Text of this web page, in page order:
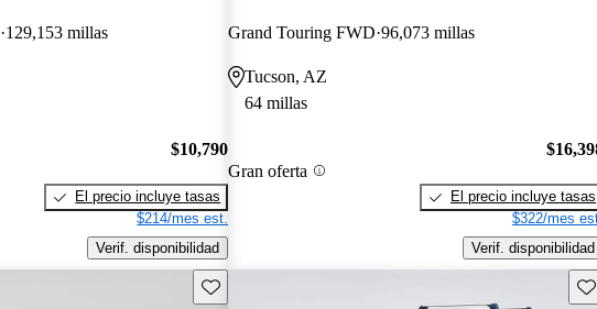
129,153 millas
$10,790
El precio incluye tasas
$214/mes est.
Verif. disponibilidad
Grand Touring FWD 96,073 millas
Tucson, AZ
64 millas
Gran oferta
El precio incluye tasas
$322/mes
Verif. disponibilidad
Guarda este Aviso